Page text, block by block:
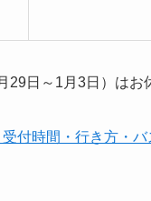
29日～1月3日）はお
付時間・行き方・